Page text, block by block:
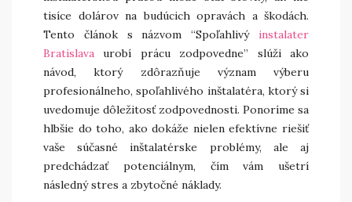
tisíce dolárov na budúcich opravách a škodách.
Tento článok s názvom “Spoľahlivý instalater
Bratislava urobí prácu zodpovedne” slúži ako
návod, ktorý zdôrazňuje význam výberu
profesionálneho, spoľahlivého inštalatéra, ktorý si
uvedomuje dôležitosť zodpovednosti. Ponoríme sa
hlbšie do toho, ako dokáže nielen efektívne riešiť
vaše súčasné inštalatérske problémy, ale aj
predchádzať potenciálnym, čím vám ušetrí
následný stres a zbytočné náklady.